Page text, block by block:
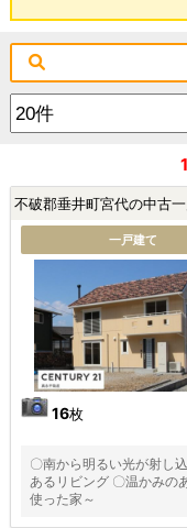
1
不破郡垂井町宮代の中古
一戸建て
16枚
〇南から明るい光が射し
あるリビング 〇温かみの
使った家～